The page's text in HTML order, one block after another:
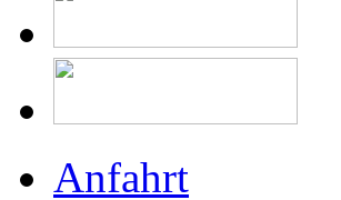
Anfahrt